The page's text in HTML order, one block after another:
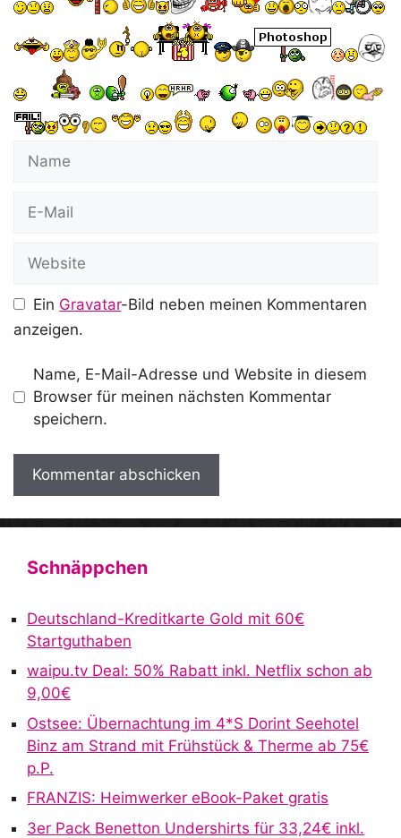
Mail
Ein Gravatar-Bild neben meinen Kommentaren
anzeigen.
Name, E-Mail-Adresse und Website in diesem
Browser für meinen nächsten Kommentar
speichern.
A
n
t
Schnäppchen
Deutschland-Kreditkarte Gold mit 60€
Startguthaben
waipu.tv Deal: 50% Rabatt inkl. Netflix schon ab
9,00€
Ostsee: Übernachtung im 4*S Dorint Seehotel
Binz am Strand mit Frühstück & Therme ab 75€
p.P.
FRANZIS: Heimwerker eBook-Paket gratis
3er Pack Benetton Undershirts für 33,24€ inkl.